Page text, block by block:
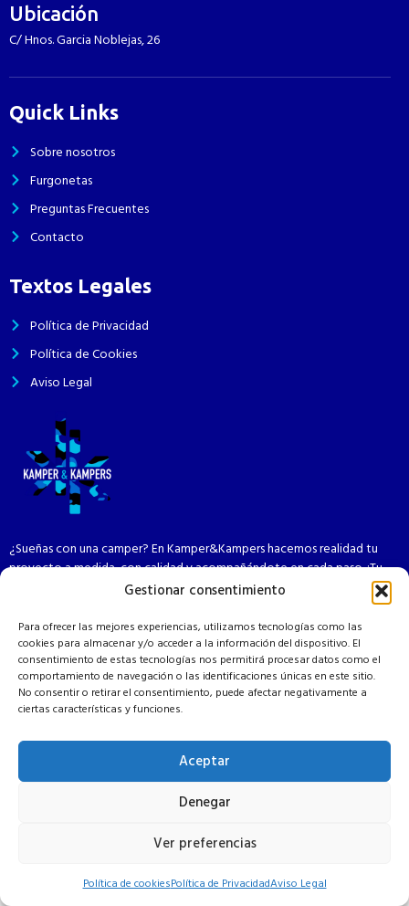
Gestionar consentimiento
Para ofrecer las mejores experiencias, utilizamos tecnologías como las
cookies para almacenar y/o acceder a la información del dispositivo. El
consentimiento de estas tecnologías nos permitirá procesar datos como el
comportamiento de navegación o las identificaciones únicas en este sitio.
No consentir o retirar el consentimiento, puede afectar negativamente a
ciertas características y funciones.
Aceptar
Denegar
Ver preferencias
Política de cookiesPolítica de PrivacidadAviso Legal
¿Sueñas con una camper? En Kamper&Kampers hacemos realidad tu
proyecto a medida, con calidad y acompañándote en cada paso. ¡Tu
aventura empieza aquí!
Ubicación
C/ Hnos. Garcia Noblejas, 26
Quick Links
Sobre nosotros
Furgonetas
Preguntas Frecuentes
Contacto
Textos Legales
Política de Privacidad
Política de Cookies
Aviso Legal
Copyright © 2025. Todos los derechos reservados.